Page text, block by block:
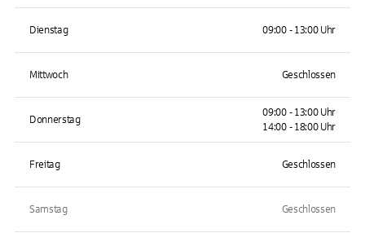
Dienstag 09:00 - 13:00 Uhr
Mittwoch Geschlossen
Donnerstag
09:00 - 13:00 Uhr
14:00 - 18:00 Uhr
Freitag Geschlossen
Samstag Geschlossen